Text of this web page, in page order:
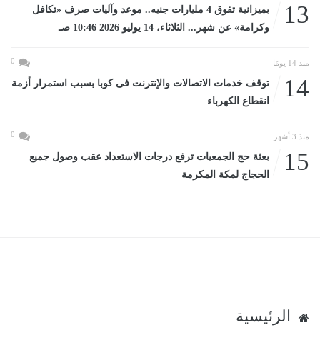
13
بميزانية تفوق 4 مليارات جنيه.. موعد وآليات صرف «تكافل
وكرامة» عن شهر... الثلاثاء، 14 يوليو 2026 10:46 صـ
منذ 14 يومًا 0
14
توقف خدمات الاتصالات والإنترنت فى كوبا بسبب استمرار أزمة
انقطاع الكهرباء
منذ 3 أشهر 0
15
بعثة حج الجمعيات ترفع درجات الاستعداد عقب وصول جميع
الحجاج لمكة المكرمة
الرئيسية